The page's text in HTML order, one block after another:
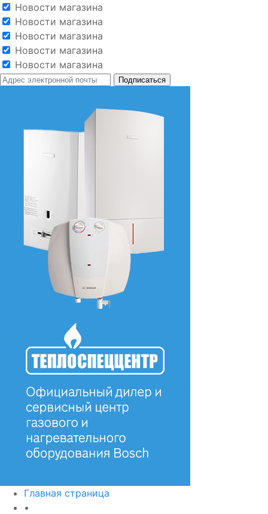
Новости магазина
Новости магазина
Новости магазина
Новости магазина
Новости магазина
Главная страница
•